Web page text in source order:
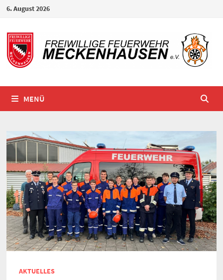
Zum
springen
6. August 2026
MENÜ
AKTUELLES